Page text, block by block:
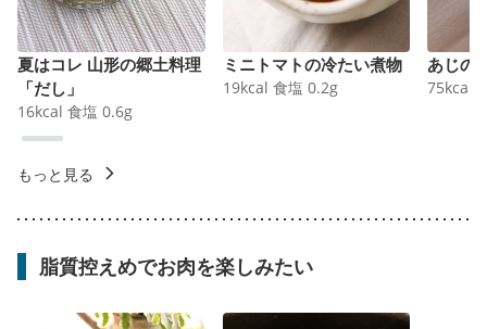
夏はコレ 山形の郷土料理
「だし」
16kcal 食塩 0.6g
ミニトマトの冷たい煮物
19kcal 食塩 0.2g
あじの
75kcal
もっと見る
脂質控えめでお肉を楽しみたい